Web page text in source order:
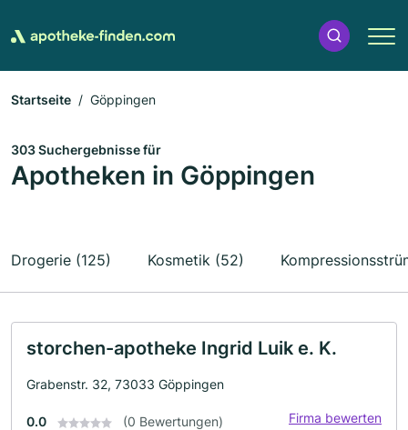
Startseite Göppingen
303 Suchergebnisse für
Apotheken in Göppingen
Drogerie (125) Kosmetik (52)
storchen-apotheke Ingrid Luik e. K.
Grabenstr. 32, 73033 Göppingen
0.0 (0 Bewertungen) Firma bewerten